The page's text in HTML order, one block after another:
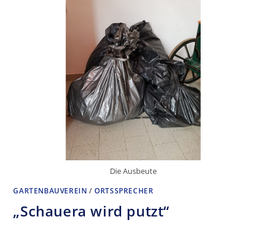
Die Ausbeute
GARTENBAUVEREIN /ORTSSPRECHER
„Schauera wird putzt“